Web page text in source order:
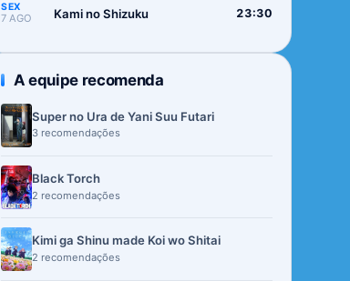
SEX
7 AGO Kami no Shizuku 23:30
A equipe recomenda
Super no Ura de Yani Suu Futari
3 recomendações
Black Torch
2 recomendações
Kimi ga Shinu made Koi wo Shitai
2 recomendações